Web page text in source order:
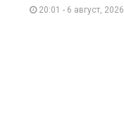
20:01 - 6 август, 2026